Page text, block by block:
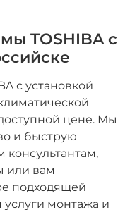
TOSHIBA с
с установкой
цене. Мы
и быструю
консультантам,
или вам
подходящей
услуги монтажа и